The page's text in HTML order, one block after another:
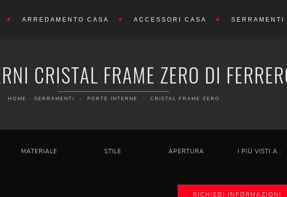
ARREDAMENTO CASA ACCESSORI CASA SERRAMENTI
CRISTAL FRAME ZERO DI
HOME - SERRAMENTI - PORTE INTERNE - CRISTAL FRAME ZERO
MATERIALE STILE APERTURA I PIÙ VISTI A :
RICHIEDI INFORMAZIONI